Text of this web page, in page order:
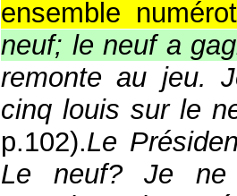
ensemble
neuf; le neuf a
remonte au jeu.
cinq louis sur le
p.102).Le
Le neuf? Je ne